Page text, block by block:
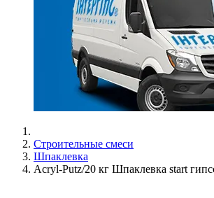
Строительные смеси
Шпаклевка
Acryl-Putz/20 кг Шпаклевка start